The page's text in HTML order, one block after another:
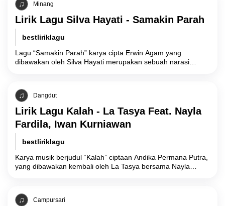
Minang
Lirik Lagu Silva Hayati - Samakin Parah
bestliriklagu
Lagu “Samakin Parah” karya cipta Erwin Agam yang
dibawakan oleh Silva Hayati merupakan sebuah narasi
Dangdut
Lirik Lagu Kalah - La Tasya Feat. Nayla
Fardila, Iwan Kurniawan
bestliriklagu
Karya musik berjudul “Kalah” ciptaan Andika Permana Putra,
yang dibawakan kembali oleh La Tasya bersama Nayla
Campursari